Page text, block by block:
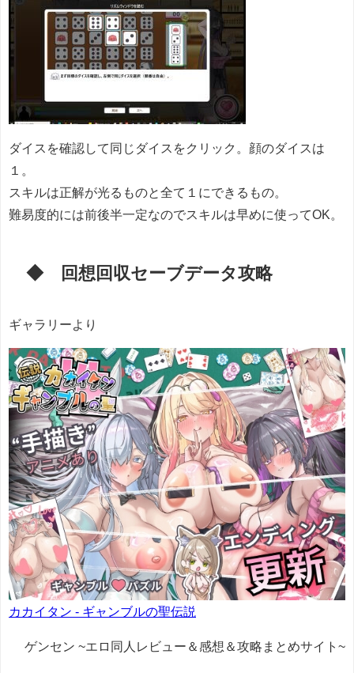
ダイスを確認して同じダイスをクリック。顔のダイスは
１。
スキルは正解が光るものと全て１にできるもの。
難易度的には前後半一定なのでスキルは早めに使ってOK。
◆ 回想回収セーブデータ攻略
ギャラリーより
カカイタン - ギャンブルの聖伝説
ゲンセン ~エロ同人レビュー＆感想＆攻略まとめサイト~